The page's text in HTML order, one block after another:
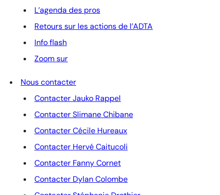
L’agenda des pros
Retours sur les actions de l’ADTA
Info flash
Zoom sur
Nous contacter
Contacter Jauko Rappel
Contacter Slimane Chibane
Contacter Cécile Hureaux
Contacter Hervé Caitucoli
Contacter Fanny Cornet
Contacter Dylan Colombe